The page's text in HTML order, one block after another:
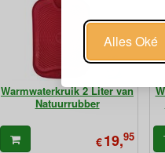
Alles Oké
Warmwaterkruik 2 Liter van
Natuurrubber
€19,95